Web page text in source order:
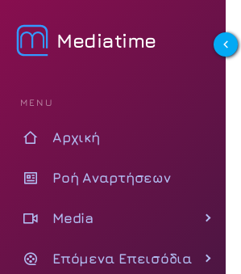
Mediatime
MENU
Αρχική
Ροή Αναρτήσεων
Media
Επόμενα Επεισόδια